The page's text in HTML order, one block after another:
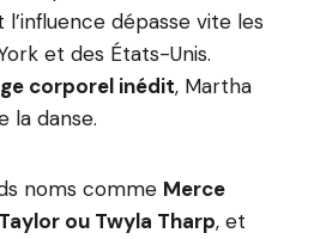
dépasse vite les
et des États-Unis.
corporel inédit, Martha
la danse.
noms comme Merce
ou Twyla Tharp, et